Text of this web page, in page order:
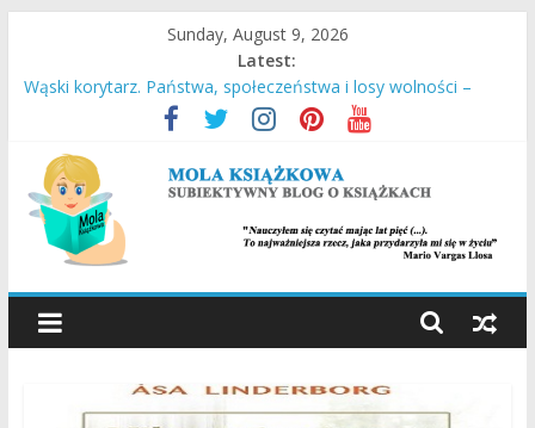
content
Sunday, August 9, 2026
Latest:
Wąski korytarz. Państwa, społeczeństwa i losy wolności –
Daron Acemoglu, James A. Robinson
Stara Słaboniowa i spiekładuchy – Joanna Łańcucka
Ucieczka z Sobiboru – Thomas Toivi Blatt
Empuzjon – Olga Tokarczuk
Miasto w chmurach – Antony Doerr
MOLA
KSIĄŻKOWA
SUBIEKTYWNY